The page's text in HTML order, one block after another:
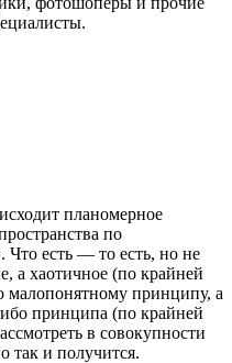
планомерное
по
есть — то есть, но не
а хаотичное (по крайней
малопонятному принципу, а
принципа (по крайней
в совокупности
так и получится.